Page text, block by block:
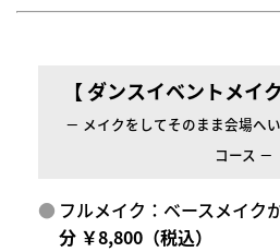
【 ダンスイベントメイ
－ メイクをしてそのまま会場へ
コース －
フルメイク：ベースメイ
分 ￥8,800（税込）